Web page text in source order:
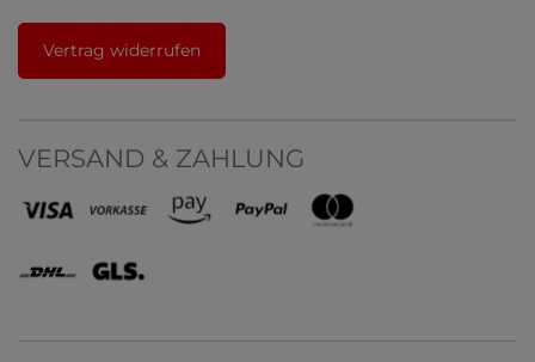
Vertrag widerrufen
VERSAND & ZAHLUNG